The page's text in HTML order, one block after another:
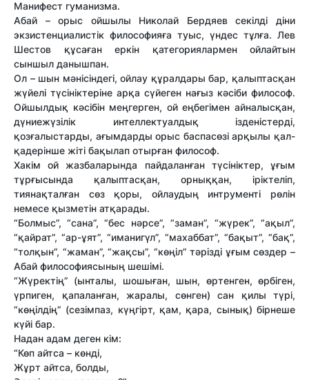
Манифест гуманизма.
Абай – орыс ойшылы Николай Бердяев секілді діни
экзистенциалистік философияға туыс, үндес тұлға. Лев
Шестов құсаған еркін қатегориялармен ойлайтын
сыншыл данышпан.
Ол – шын мәнісіндегі, ойлау құралдары бар, қалыптасқан
жүйелі түсініктеріне арқа сүйеген нағыз кәсіби философ.
Ойшылдық кәсібін меңгерген, ой еңбегімен айналысқан,
дүниежүзілік интеллектуалдық ізденістерді,
қозғалыстарды, ағымдарды орыс баспасөзі арқылы қал-
қадерінше жіті бақылап отырған философ.
Хакім ой жазбаларында пайдаланған түсініктер, ұғым
тұрғысында қалыптасқан, орныққан, іріктеліп,
тиянақталған сөз қоры, ойлаудың интрументі рөлін
немесе қызметін атқарады.
“Болмыс”, “сана”, “бес нәрсе”, “заман”, “жүрек”, “ақыл”,
“қайрат”, “ар-ұят”, “иманигүл”, “махаббат”, “бақыт”, “бақ”,
“толқын”, “жаман”, “жақсы”, “көңіл” тәрізді ұғым сөздер –
Абай философиясының шешімі.
“Жүректің” (ынталы, шошыған, шын, өртенген, өрбіген,
үрпиген, қапаланған, жаралы, сөнген) сан қилы түрі,
“көңілдің” (сезімпаз, күңгірт, қам, қара, сынық) бірнеше
күйі бар.
Надан адам деген кім:
“Көп айтса – көнді,
Жұрт айтса, болды,